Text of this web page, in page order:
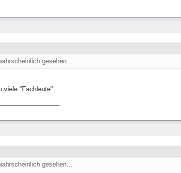
gesehen...
viele "Fachleute"
gesehen...